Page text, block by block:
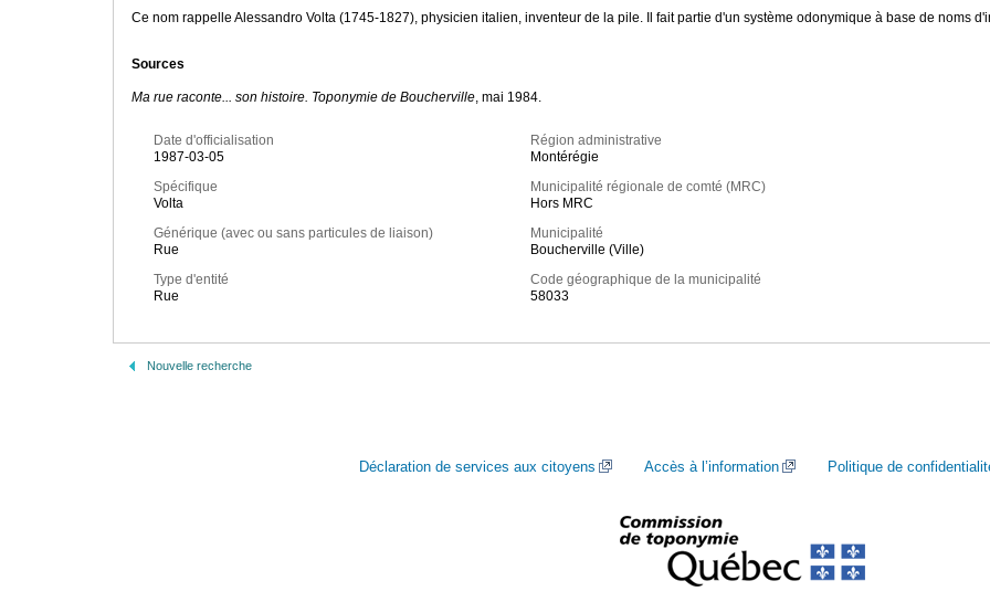
Ce nom rappelle Alessandro Volta (1745-1827), physicien italien, inventeur de la pile. Il fait partie d'un système odonymique à base de noms
Sources
Ma rue raconte... son histoire. Toponymie de Boucherville, mai 1984.
Date d'officialisation
1987-03-05
Spécifique
Volta
Générique (avec ou sans particules de liaison)
Rue
Type d'entité
Rue
Région administrative
Montérégie
Municipalité régionale de comté (MRC)
Hors MRC
Municipalité
Boucherville (Ville)
Code géographique de la municipalité
58033
Nouvelle recherche
Déclaration de services aux citoyens Accès à l’information Politique de